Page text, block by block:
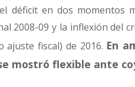
déficit en dos momentos
2008-09 y la inflexión del
ajuste fiscal) de 2016. En
mostró flexible ante